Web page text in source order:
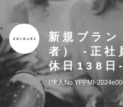
新規ブラン
者） -正社
休日138日
求人No.YPPMI-